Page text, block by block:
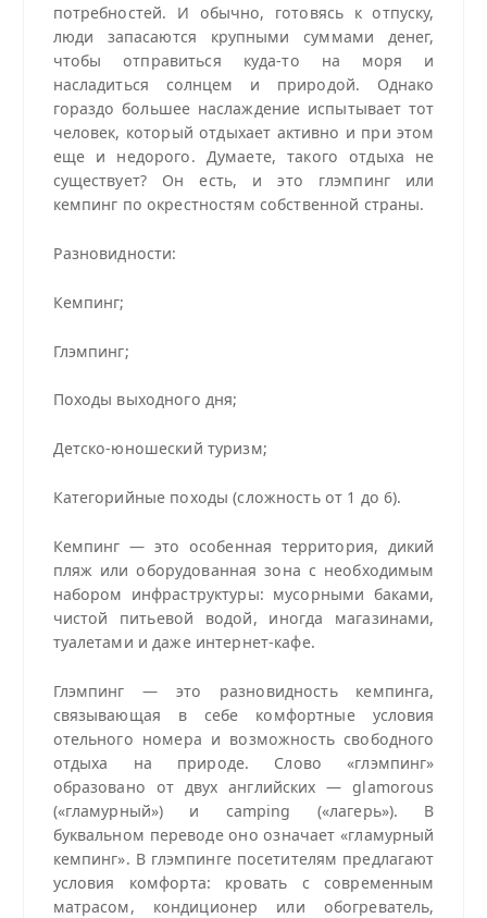
потребностей. И обычно, готовясь к отпуску,
люди запасаются крупными суммами денег,
чтобы отправиться куда-то на моря и
насладиться солнцем и природой. Однако
гораздо большее наслаждение испытывает тот
человек, который отдыхает активно и при этом
еще и недорого. Думаете, такого отдыха не
существует? Он есть, и это глэмпинг или
кемпинг по окрестностям собственной страны.
Разновидности:
Кемпинг;
Глэмпинг;
Походы выходного дня;
Детско-юношеский туризм;
Категорийные походы (сложность от 1 до 6).
Кемпинг — это особенная территория, дикий
пляж или оборудованная зона с необходимым
набором инфраструктуры: мусорными баками,
чистой питьевой водой, иногда магазинами,
туалетами и даже интернет-кафе.
Глэмпинг — это разновидность кемпинга,
связывающая в себе комфортные условия
отельного номера и возможность свободного
отдыха на природе. Слово «глэмпинг»
образовано от двух английских — glamorous
(«гламурный») и camping («лагерь»). В
буквальном переводе оно означает «гламурный
кемпинг». В глэмпинге посетителям предлагают
условия комфорта: кровать с современным
матрасом, кондиционер или обогреватель,